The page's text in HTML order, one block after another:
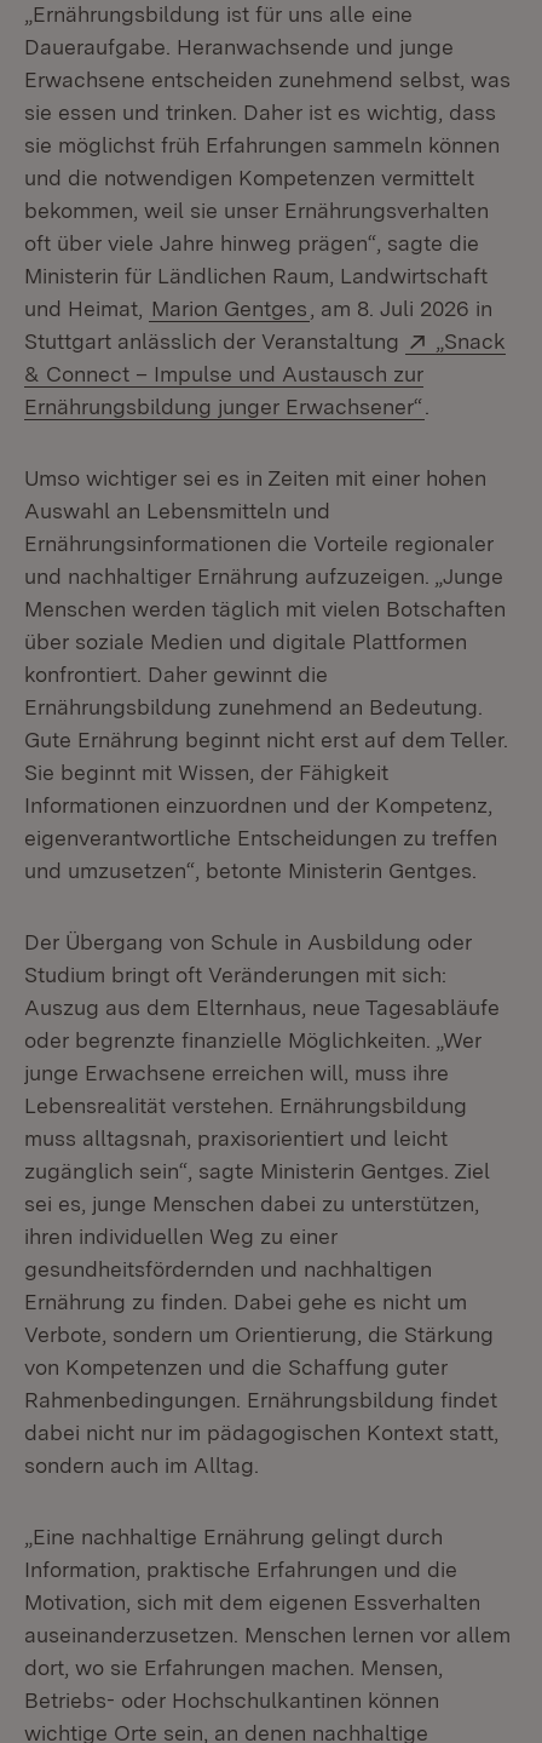
„Ernährungsbildung ist für uns alle eine
Daueraufgabe. Heranwachsende und junge
Erwachsene entscheiden zunehmend selbst, was
sie essen und trinken. Daher ist es wichtig, dass
sie möglichst früh Erfahrungen sammeln können
und die notwendigen Kompetenzen vermittelt
bekommen, weil sie unser Ernährungsverhalten
oft über viele Jahre hinweg prägen“, sagte die
Ministerin für Ländlichen Raum, Landwirtschaft
und Heimat, Marion Gentges
, am 8. Juli 2026 in
Stuttgart anlässlich der Veranstaltung
Extern:
„Snack
& Connect – Impulse und Austausch zur
Ernährungsbildung junger Erwachsener“
Umso wichtiger sei es in Zeiten mit einer hohen
Auswahl an Lebensmitteln und
Ernährungsinformationen die Vorteile regionaler
und nachhaltiger Ernährung aufzuzeigen. „Junge
Menschen werden täglich mit vielen Botschaften
über soziale Medien und digitale Plattformen
konfrontiert. Daher gewinnt die
Ernährungsbildung zunehmend an Bedeutung.
Gute Ernährung beginnt nicht erst auf dem Teller.
Sie beginnt mit Wissen, der Fähigkeit
Informationen einzuordnen und der Kompetenz,
eigenverantwortliche Entscheidungen zu treffen
und umzusetzen“, betonte Ministerin Gentges.
Der Übergang von Schule in Ausbildung oder
Studium bringt oft Veränderungen mit sich:
Auszug aus dem Elternhaus, neue Tagesabläufe
oder begrenzte finanzielle Möglichkeiten. „Wer
junge Erwachsene erreichen will, muss ihre
Lebensrealität verstehen. Ernährungsbildung
muss alltagsnah, praxisorientiert und leicht
zugänglich sein“, sagte Ministerin Gentges. Ziel
sei es, junge Menschen dabei zu unterstützen,
ihren individuellen Weg zu einer
gesundheitsfördernden und nachhaltigen
Ernährung zu finden. Dabei gehe es nicht um
Verbote, sondern um Orientierung, die Stärkung
von Kompetenzen und die Schaffung guter
Rahmenbedingungen. Ernährungsbildung findet
dabei nicht nur im pädagogischen Kontext statt,
sondern auch im Alltag.
„Eine nachhaltige Ernährung gelingt durch
Information, praktische Erfahrungen und die
Motivation, sich mit dem eigenen Essverhalten
auseinanderzusetzen. Menschen lernen vor allem
dort, wo sie Erfahrungen machen. Mensen,
Betriebs- oder Hochschulkantinen können
wichtige Orte sein, an denen nachhaltige